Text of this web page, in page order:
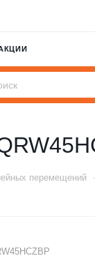
перемещений